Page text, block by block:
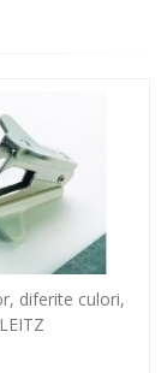
diferite culori,
LEITZ